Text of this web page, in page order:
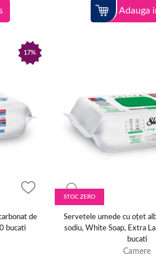
Adauga
17%
de
bucati
STOC ZERO
Servetele umede cu oțet
sodiu, White Soap, Extra
bucati
Camere